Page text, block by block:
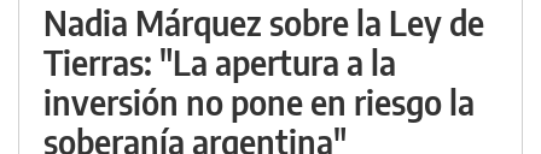
Nadia Márquez sobre la Ley de
Tierras: "La apertura a la
inversión no pone en riesgo la
soberanía argentina"